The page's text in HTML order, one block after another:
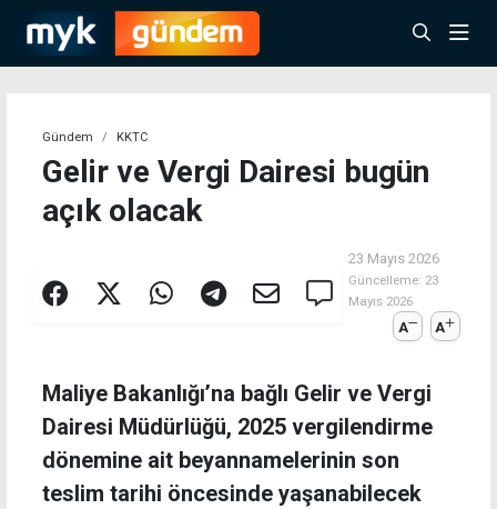
Gündem KKTC
Gelir ve Vergi Dairesi bugün
açık olacak
23 Mayıs 2026
Güncelleme: 23
Mayıs 2026
A A
Maliye Bakanlığı’na bağlı Gelir ve Vergi
Dairesi Müdürlüğü, 2025 vergilendirme
dönemine ait beyannamelerinin son
teslim tarihi öncesinde yaşanabilecek